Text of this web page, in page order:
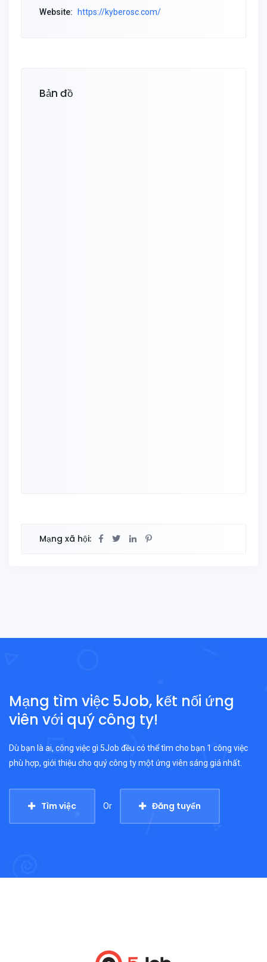
Website: https://kyberosc.com/
Bản đồ
Mạng xã hội:
Mạng tìm việc 5Job, kết nối ứng
viên với quý công ty!
Dù bạn là ai, công việc gì 5Job đều có thể tìm cho bạn 1 công việc
phù hợp, giới thiệu cho quý công ty một ứng viên sáng giá nhất.
Tìm việc Or Đăng tuyển